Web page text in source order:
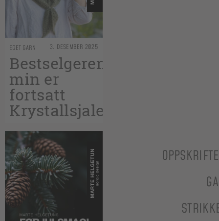
EGET GARN 3. DESEMBER 2025
Bestselgeren
min er
fortsatt
Krystallsjalet